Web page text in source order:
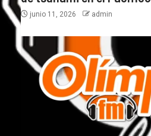
junio 11, 2026 admin